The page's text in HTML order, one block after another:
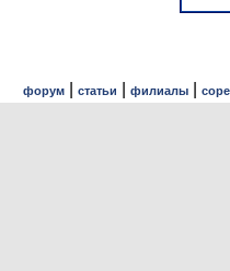
форум| статьи филиалы|